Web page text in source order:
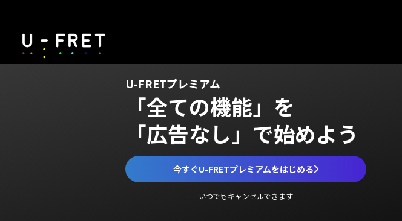
U-FRETプレミアム
「全ての機能」を
「広告なし」で始めよう
今すぐU-FRETプレミアムをはじめる
いつでもキャンセルできます